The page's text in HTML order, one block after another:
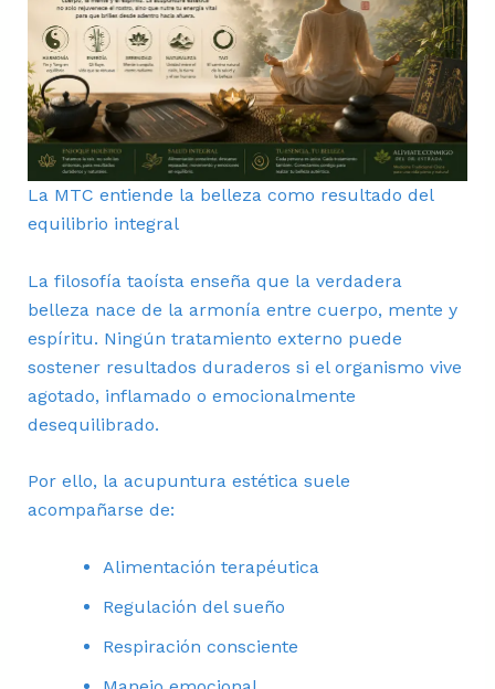
La MTC entiende la belleza como resultado del
equilibrio integral
La filosofía taoísta enseña que la verdadera
belleza nace de la armonía entre cuerpo, mente y
espíritu. Ningún tratamiento externo puede
sostener resultados duraderos si el organismo vive
agotado, inflamado o emocionalmente
desequilibrado.
Por ello, la acupuntura estética suele
acompañarse de:
Alimentación terapéutica
Regulación del sueño
Respiración consciente